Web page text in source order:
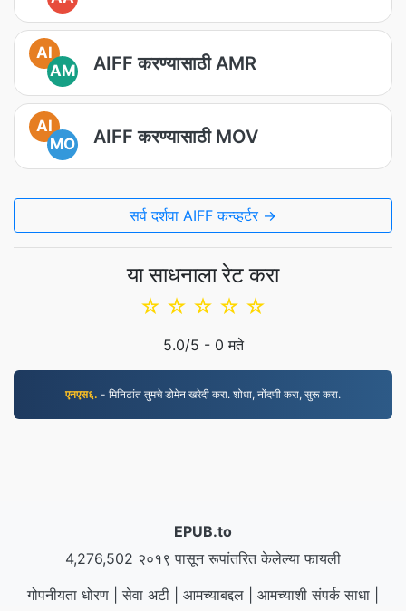
AI
AM
AIFF करण्यासाठी AMR
AI
MO
AIFF करण्यासाठी MOV
सर्व दर्शवा AIFF कन्व्हर्टर →
या साधनाला रेट करा
☆
☆
☆
☆
☆
5.0/5 - 0 मते
एनएस६. - मिनिटांत तुमचे डोमेन खरेदी करा. शोधा, नोंदणी करा, सुरू करा.
EPUB.to
4,276,502 २०१९ पासून रूपांतरित केलेल्या फायली
गोपनीयता धोरण |सेवा अटी आमच्याबद्दल आमच्याशी संपर्क साधा